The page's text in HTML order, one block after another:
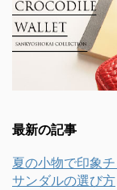
最新の記事
夏の小物で印象
サンダルの選び方